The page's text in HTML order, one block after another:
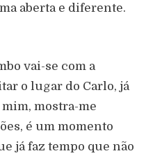
aberta e diferente.
vai-se com a
o lugar do Carlo, já
mostra-me
é um momento
já faz tempo que não